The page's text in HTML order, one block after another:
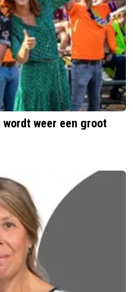
weer een groot